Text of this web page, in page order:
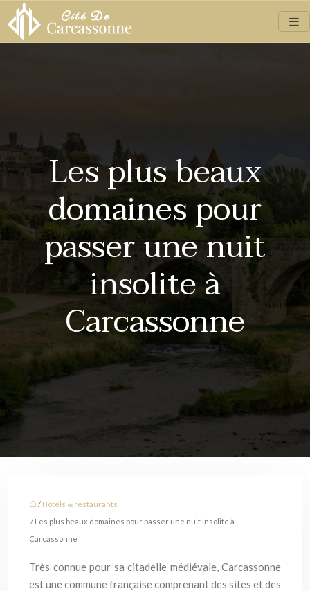
Les plus beaux
domaines pour
passer une nuit
insolite à
Carcassonne
/ Hôtels & restaurants
/ Les plus beaux domaines pour passer une nuit insolite à
Carcassonne
Très connue pour sa citadelle médiévale, Carcassonne
est une commune française comprenant des sites et des